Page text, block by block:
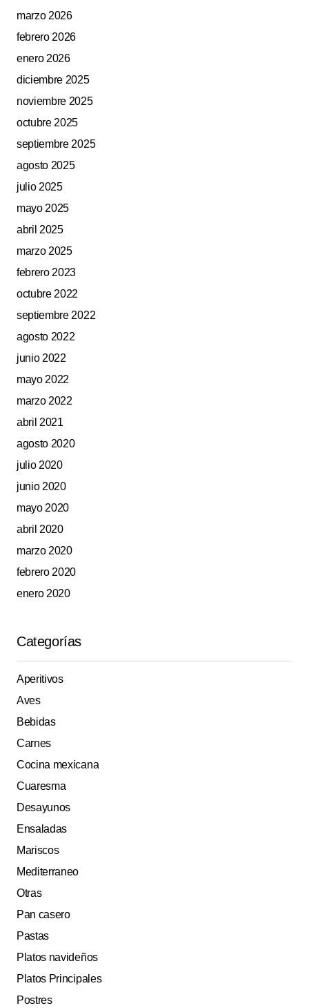
marzo 2026
febrero 2026
enero 2026
diciembre 2025
noviembre 2025
octubre 2025
septiembre 2025
agosto 2025
julio 2025
mayo 2025
abril 2025
marzo 2025
febrero 2023
octubre 2022
septiembre 2022
agosto 2022
junio 2022
mayo 2022
marzo 2022
abril 2021
agosto 2020
julio 2020
junio 2020
mayo 2020
abril 2020
marzo 2020
febrero 2020
enero 2020
Categorías
Aperitivos
Aves
Bebidas
Carnes
Cocina mexicana
Cuaresma
Desayunos
Ensaladas
Mariscos
Mediterraneo
Otras
Pan casero
Pastas
Platos navideños
Platos Principales
Postres